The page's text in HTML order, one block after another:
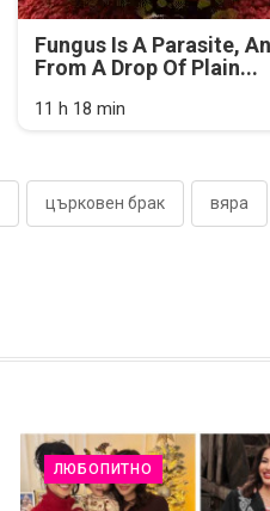
Fungus Is A Parasite,
From A Drop Of Plain...
11 h 18 min
църковен брак вяра
ЛЮБОПИТНО